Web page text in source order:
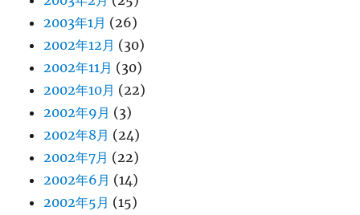
2003年1月 (26)
2002年12月 (30)
2002年11月 (30)
2002年10月 (22)
2002年9月 (3)
2002年8月 (24)
2002年7月 (22)
2002年6月 (14)
2002年5月 (15)